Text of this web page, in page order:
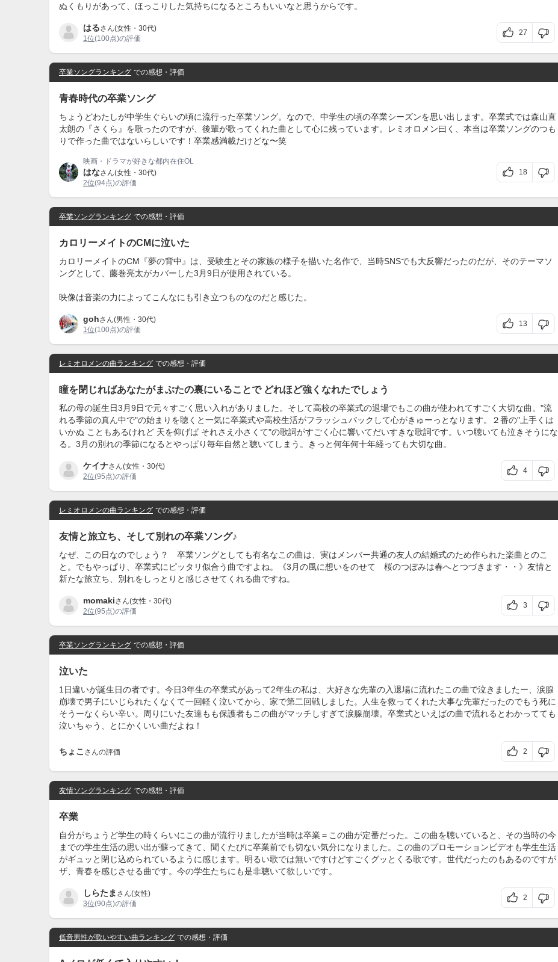
ぬくもりがあって、ほっこりした気持ちになるところもいいなと思うからです。
はるさん(女性・30代)
1位(100点)の評価
27
卒業ソングランキング での感想・評価
青春時代の卒業ソング
ちょうどわたしが中学生ぐらいの頃に流行った卒業ソング。なので、中学生の頃の卒業シーズンを思い出します。卒業式では森山直
太朗の『さくら』を歌ったのですが、後輩が歌ってくれた曲として心に残っています。レミオロメン曰く、本当は卒業ソングのつも
りで作った曲ではないらしいです！卒業感満載だけどな〜笑
映画・ドラマが好きな都内在住OL
はなさん(女性・30代)
2位(94点)の評価
18
卒業ソングランキング での感想・評価
カロリーメイトのCMに泣いた
カロリーメイトのCM『夢の背中』は、受験生とその家族の様子を描いた名作で、当時SNSでも大反響だったのだが、そのテーマソ
ングとして、藤巻亮太がカバーした3月9日が使用されている。
映像は音楽の力によってこんなにも引き立つものなのだと感じた。
gohさん(男性・30代)
1位(100点)の評価
13
レミオロメンの曲ランキング での感想・評価
瞳を閉じればあなたがまぶたの裏にいることで どれほど強くなれたでしょう
私の母の誕生日3月9日で元々すごく思い入れがありました。そして高校の卒業式の退場でもこの曲が使われてすごく大切な曲。"流
れる季節の真ん中で"の始まりを聴くと一気に卒業式や高校生活がフラッシュバックして心がきゅーっとなります。２番の"上手くは
いかぬ こともあるけれど 天を仰げば それさえ小さくて"の歌詞がすごく心に響いてだいすきな歌詞です。いつ聴いても泣きそうにな
る。3月の別れの季節になるとやっぱり毎年自然と聴いてしまう。きっと何年何十年経っても大切な曲。
ケイナさん(女性・30代)
2位(95点)の評価
4
レミオロメンの曲ランキング での感想・評価
友情と旅立ち、そして別れの卒業ソング♪
なぜ、この日なのでしょう？ 卒業ソングとしても有名なこの曲は、実はメンバー共通の友人の結婚式のため作られた楽曲とのこ
と。でもやっぱり、卒業式にピッタリ似合う曲ですよね。《3月の風に想いをのせて 桜のつぼみは春へとつづきます・・》友情と
新たな旅立ち、別れをしっとりと感じさせてくれる曲ですね。
momakiさん(女性・30代)
2位(95点)の評価
3
卒業ソングランキング での感想・評価
泣いた
1日違いが誕生日の者です。今日3年生の卒業式があって2年生の私は、大好きな先輩の入退場に流れたこの曲で泣きましたー、涙腺
崩壊で男子にいじられたくなくて一回軽く泣いてから、家で第二回戦しました。人生を救ってくれた大事な先輩だったのでもう死に
そうーなくらい辛い。周りにいた友達もも保護者もこの曲がマッチしすぎて涙腺崩壊。卒業式といえばの曲で流れるとわかってても
泣いちゃう、とにかくいい曲だよね！
ちょこ さんの評価 2
友情ソングランキング での感想・評価
卒業
自分がちょうど学生の時くらいにこの曲が流行りましたが当時は卒業＝この曲が定番だった。この曲を聴いていると、その当時の今
までの学生生活の思い出が蘇ってきて、聞くたびに卒業前でも切ない気分になりました。この曲のプロモーションビデオも学生生活
がギュッと閉じ込められているように感じます。明るい歌では無いですけどすごくグッとくる歌です。世代だったのもあるのですが
ザ、青春を感じさせる曲です。今の学生たちにも是非聴いて欲しいです。
しらたま さん(女性)
3位(90点)の評価
2
低音男性が歌いやすい曲ランキング での感想・評価